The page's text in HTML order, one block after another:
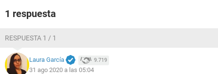
1 respuesta
RESPUESTA 1 / 1
Laura García 9.719
31 ago 2020 a las 05:04